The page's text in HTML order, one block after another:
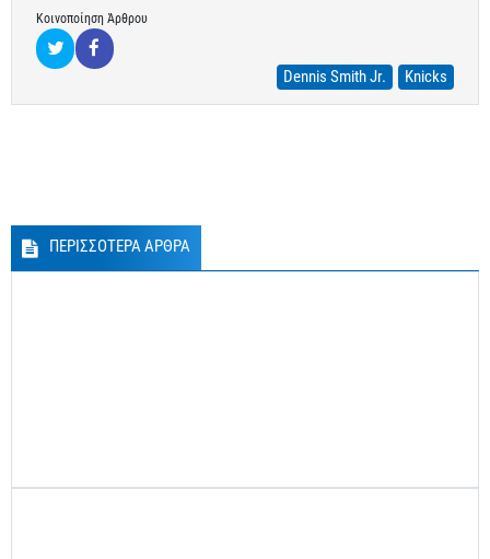
Κοινοποίηση Άρθρου
Dennis Smith Jr. Knicks
ΠΕΡΙΣΣΟΤΕΡΑ ΑΡΘΡΑ